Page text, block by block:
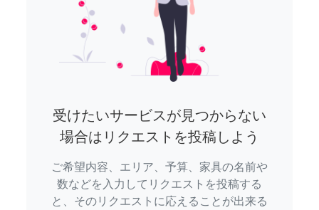
受けたいサービスが見つからない
場合はリクエストを投稿しよう
ご希望内容、エリア、予算、家具の名前や
数などを入力してリクエストを投稿する
と、そのリクエストに応えることが出来る